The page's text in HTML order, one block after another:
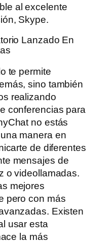
al excelente
Skype.
Lanzado En
te permite
sino también
realizando
conferencias para
no estás
manera en
de diferentes
mensajes de
o videollamadas.
mejores
pero con más
Existen
usar esta
la más